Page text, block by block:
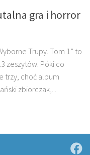
gra i horror
Trupy. Tom 1” to
zeszytów. Póki co
trzy, choć album
zbiorczak,...